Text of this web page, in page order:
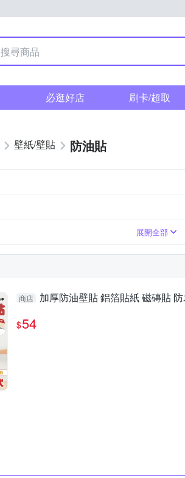
必逛好店 刷卡/超取
壁紙/壁貼 防油貼
展開全部
商店 加厚防油壁貼 鋁箔貼紙 磁磚貼
$54